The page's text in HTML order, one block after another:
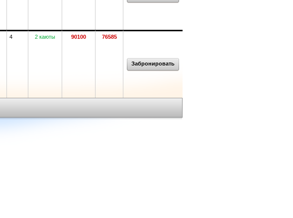
4 2 каюты 90100 76585
Забронировать